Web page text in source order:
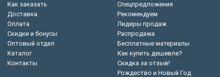
Как заказать
Доставка
Оплата
Скидки и бонусы
Оптовый отдел
Каталог
Контакты
Спецпредложения
Рекомендуем
Лидеры продаж
Распродажа
Бесплатные материалы
Как купить дешевле?
Скидка за отзыв!
Рождество и Новый Год